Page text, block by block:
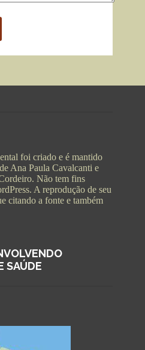
foi criado e é mantido
Ana Paula Cavalcanti e
Não tem fins
A reprodução de seu
citando a fonte e também
SAÚDE